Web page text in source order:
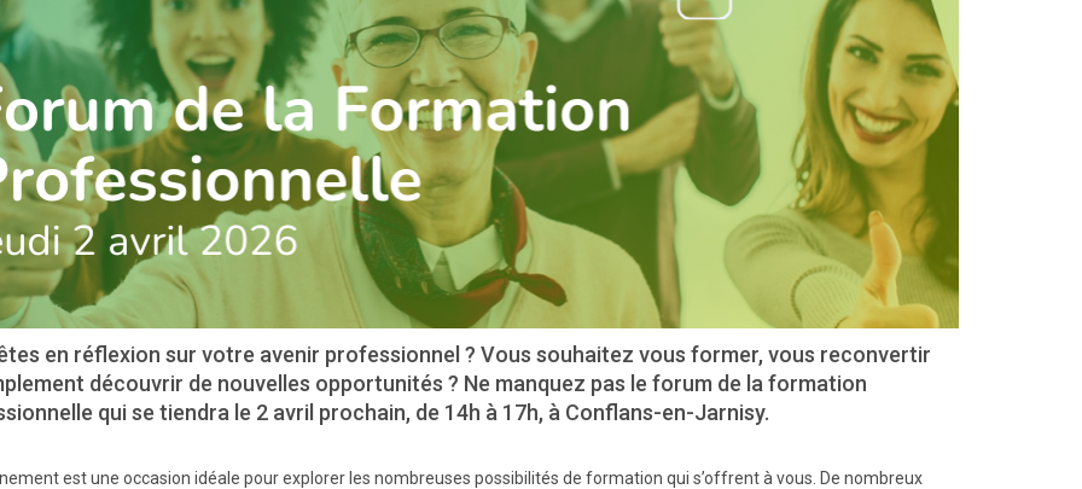
en réflexion sur votre avenir professionnel ? Vous souhaitez vous former, vous reconvertir
découvrir de nouvelles opportunités ? Ne manquez pas le forum de la formation
qui se tiendra le 2 avril prochain, de 14h à 17h, à Conflans-en-Jarnisy.
est une occasion idéale pour explorer les nombreuses possibilités de formation qui s’offrent à vous. De nombreux